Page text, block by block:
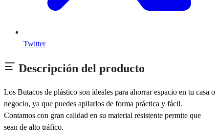
Twitter
Descripción del producto
Los Butacos de plástico son ideales para ahorrar espacio en tu casa o
negocio, ya que puedes apilarlos de forma práctica y fácil.
Contamos con gran calidad en su material resistente permite que
sean de alto tráfico.